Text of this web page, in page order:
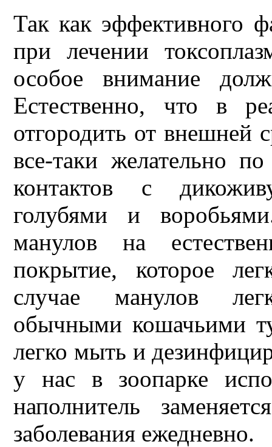
Так как эффективного
при лечении
особое внимание
Естественно, что в
отгородить от внешней
все-таки желательно
контактов с
голубями и
манулов на
покрытие, которое
случае манулов
обычными кошачьими
легко мыть и
у нас в зоопарке
наполнитель
заболевания ежедневно.